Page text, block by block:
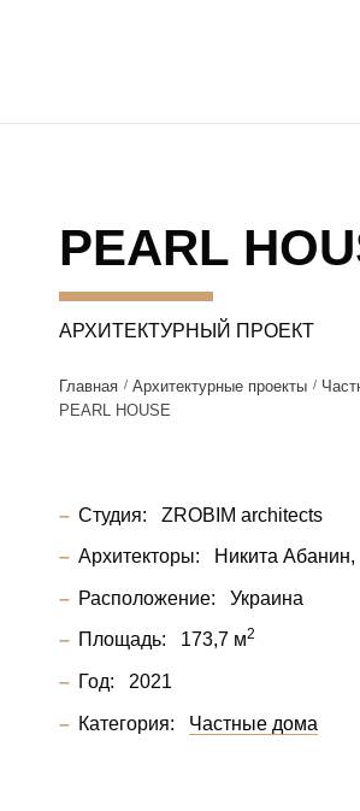
PEARL
АРХИТЕКТУРНЫЙ ПРОЕКТ
Главная Архитектурные проекты
PEARL HOUSE
Студия: ZROBIM architects
Архитекторы: Никита Абанин
Расположение: Украина
Площадь: 173,7 м2
Год: 2021
Категория: Частные дома